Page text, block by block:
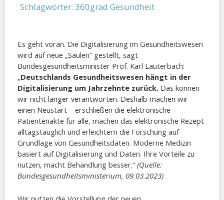
Schlagwörter: 360grad Gesundheit
Es geht voran. Die Digitalisierung im Gesundheitswesen
wird auf neue „Säulen“ gestellt, sagt
Bundesgesundheitsminister Prof. Karl Lauterbach:
„Deutschlands Gesundheitswesen hängt in der
Digitalisierung um Jahrzehnte zurück. Das können
wir nicht länger verantworten. Deshalb machen wir
einen Neustart – erschließen die elektronische
Patientenakte für alle, machen das elektronische Rezept
alltagstauglich und erleichtern die Forschung auf
Grundlage von Gesundheitsdaten. Moderne Medizin
basiert auf Digitalisierung und Daten. Ihre Vorteile zu
nutzen, macht Behandlung besser.“ (Quelle:
Bundesgesundheitsministerium, 09.03.2023)